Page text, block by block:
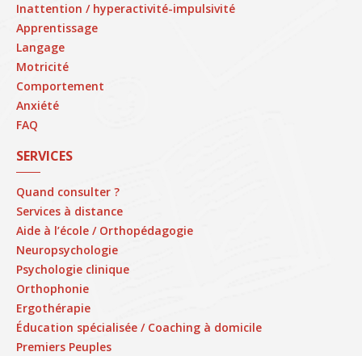
Inattention / hyperactivité-impulsivité
Apprentissage
Langage
Motricité
Comportement
Anxiété
FAQ
SERVICES
Quand consulter ?
Services à distance
Aide à l’école / Orthopédagogie
Neuropsychologie
Psychologie clinique
Orthophonie
Ergothérapie
Éducation spécialisée / Coaching à domicile
Premiers Peuples